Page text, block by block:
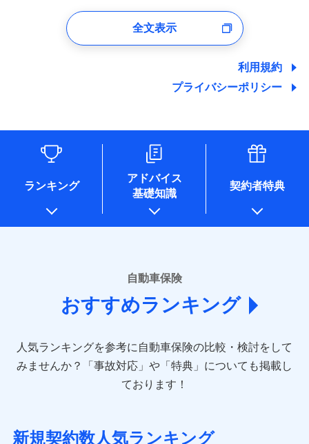
ユーザー登録受付および、管理のため
しくは委託を受けている保険会社・提携会社の保険その他に
関する情報を提供し、金融商品等の契約を勧奨するため、ま
た維持管理等の委託業務遂行のため、またそれらに付帯、関
情報を取引のある他の保険会社の商品・サービスをご提案す
るために利用させていただくことがあります。）
各種セミナーの開催のため
コンサルティングサービスの実施のため
アンケートやキャンペーン等の実施のため
上記に係る案内・手続き・管理等付帯業務を行うため
* 当社が委託を受けている保険会社の情報は、保険会社のホ
ームページに掲載しておりますので、ご確認ください。
あいおいニッセイ同和損害保険株式会社
(https://www.aioinissaydowa.co.jp/)
アクサ損害保険株式会社 (https://www.axa-
direct.co.jp/)
sompo.co.jp/)
東京海上ダイレクト損害保険株式会社 (https://www.e-
AIG損害保険株式会社 (https://www.aig.co.jp/sonpo)
ジェイアイ傷害火災保険株式会社
全文表示
利用規約
プライバシーポリシー
ランキング
アドバイス
基礎知識
契約者特典
自動車保険
おすすめランキング
人気ランキングを参考に自動車保険の比較・検討をして
みませんか？
「事故対応」や「特典」についても掲載し
ております！
新規契約数人気ランキング